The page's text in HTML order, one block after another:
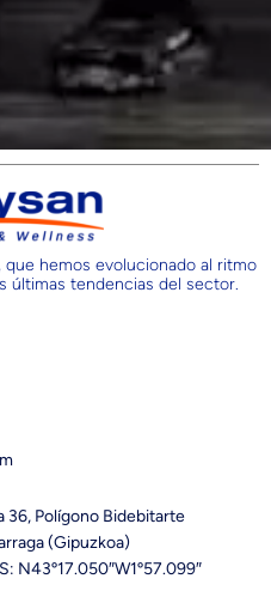
hemos evolucionado al ritmo
últimas tendencias del sector.
36, Polígono Bidebitarte
(Gipuzkoa)
N43º17.050″W1º57.099″